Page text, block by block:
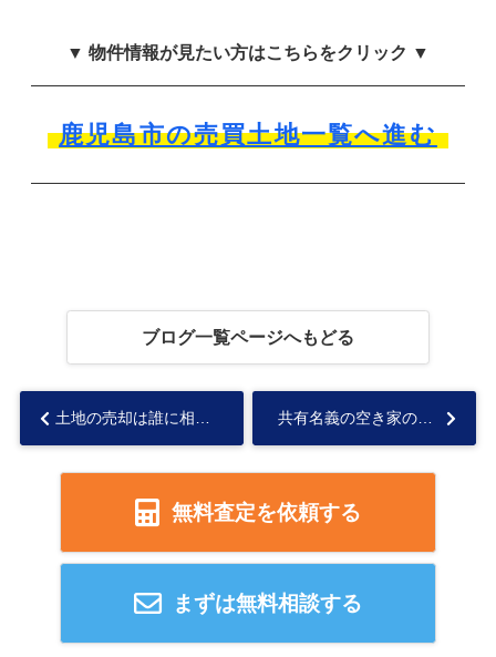
▼ 物件情報が見たい方はこちらをクリック ▼
鹿児島市の売買土地一覧へ進む
ブログ一覧ページへもどる
無料査定を依頼する
まずは無料相談する